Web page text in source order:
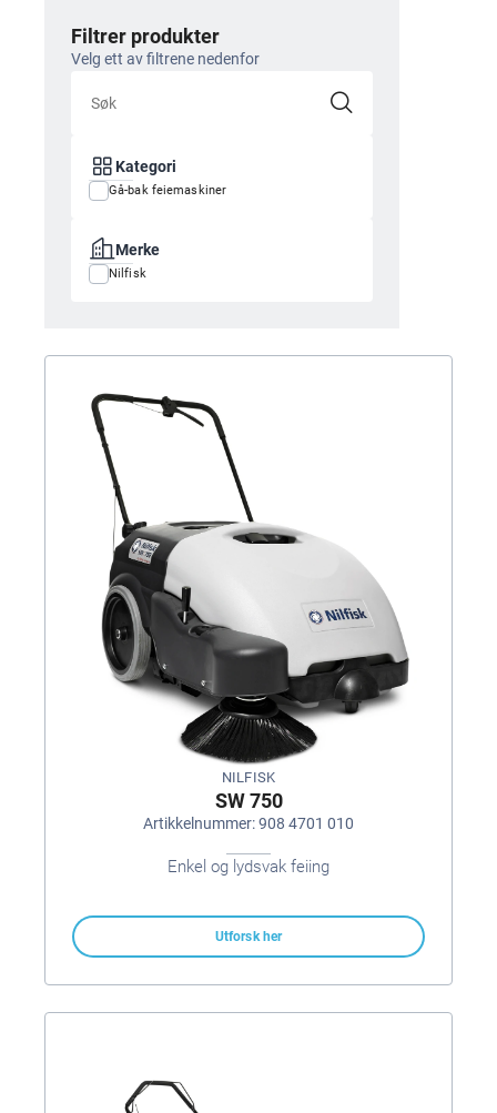
Filtrer produkter
Velg ett av filtrene nedenfor
Kategori
Gå-bak feiemaskiner
Merke
Nilfisk
NILFISK
SW 750
Artikkelnummer: 908 4701 010
Enkel og lydsvak feiing
Utforsk her